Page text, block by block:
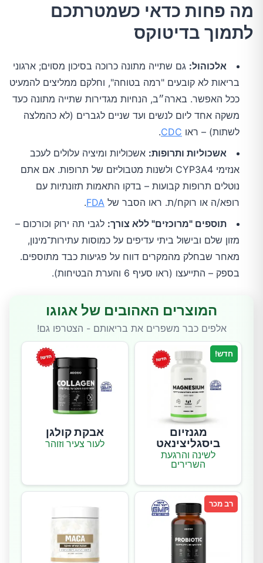
מה פחות כדאי כשמטרתכם
לתמוך בדיטוקס
אלכוהול: גם שתייה מתונה כרוכה בסיכון מסוים; ארגוני
בריאות לא קובעים "רמה בטוחה", וחלקם ממליצים להמעיט
ככל האפשר. בארה״ב, הנחיות מגדירות שתייה מתונה כעד
משקה אחד ליום לנשים ועד שניים לגברים (לא כהמלצה
לשתות) – ראו CDC
.
אשכוליות ותרופות: אשכוליות ומיציה עלולים לעכב
אנזימי CYP3A4 ולשנות מטבוליזם של תרופות. אם אתם
נוטלים תרופות קבועות – בדקו התאמות תזונתיות עם
רופא/ה או רוקח/ת. ראו הסבר של FDA
.
תוספים "מרוכזים" ללא צורך: לגבי תה ירוק וכורכום –
מזון שלם ובישול ביתי עדיפים על כמוסות עתירות־מינון,
מאחר שבחלק מהמקרים דווח על פגיעות כבד מתוספים.
בספק – התייעצו (ראו סעיף 6 והערת הבטיחות).
המוצרים האהובים של אגוגו
אלפים כבר משפרים את בריאותם - הצטרפו גם!
חדש!
מגנזיום
ביסגליצינאט
לשינה והרגעת
השרירים
אבקת קולגן
לעור צעיר וזוהר
רב מכר